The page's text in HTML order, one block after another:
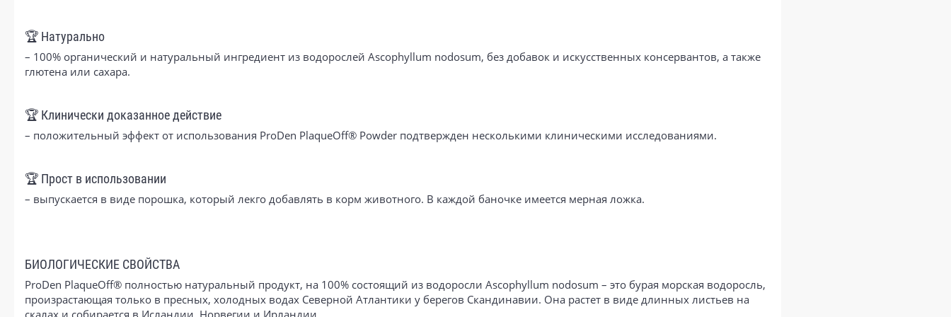
🏆 Натурально
– 100% органический и натуральный ингредиент из водорослей Ascophyllum nodosum, без добавок и искусственных консервантов, а также
глютена или сахара.
🏆 Клинически доказанное действие
– положительный эффект от использования ProDen PlaqueOff® Powder подтвержден несколькими клиническими исследованиями.
🏆 Прост в использовании
– выпускается в виде порошка, который лекго добавлять в корм животного. В каждой баночке имеется мерная ложка.
БИОЛОГИЧЕСКИЕ СВОЙСТВА
ProDen PlaqueOff® полностью натуральный продукт, на 100% состоящий из водоросли Ascophyllum nodosum – это бурая морская водоросль,
произрастающая только в пресных, холодных водах Северной Атлантики у берегов Скандинавии. Она растет в виде длинных листьев на
скалах и собирается в Исландии, Норвегии и Ирландии.